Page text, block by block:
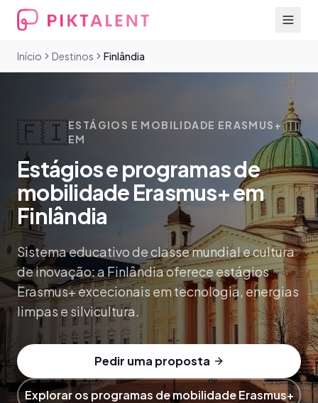
Início Destinos Finlândia
🇫🇮ESTÁGIOS E MOBILIDADE ERASMUS+
EM
Estágios e programas de
mobilidade Erasmus+ em
Finlândia
Sistema educativo de classe mundial e cultura
de inovação: a Finlândia oferece estágios
Erasmus+ excecionais em tecnologia, energias
limpas e silvicultura.
Pedir uma proposta
Explorar os programas de mobilidade Erasmus+